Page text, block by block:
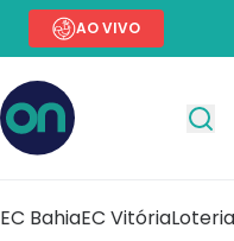
AO VIVO
EC BahiaEC Vitória